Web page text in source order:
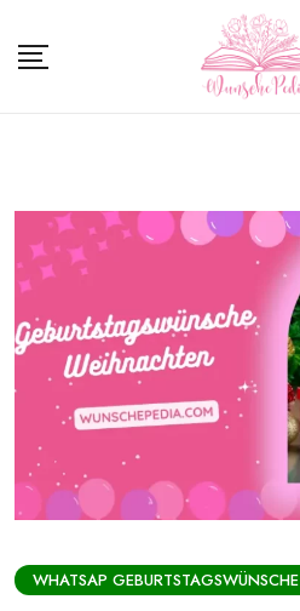
WHATSAP GEBURTSTAGSWÜNSCHE